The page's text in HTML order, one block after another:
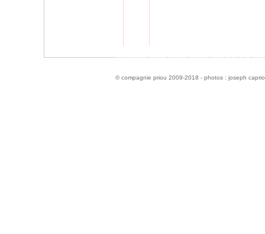
danse contemporaine, handicapés, choregraphe, chorégraphie, moderne, hip hop, hip-hop,
© compagnie priou 2009-2018 - photos : joseph caprio